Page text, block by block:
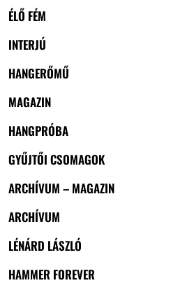
ÉLŐ FÉM
INTERJÚ
HANGERŐMŰ
MAGAZIN
HANGPRÓBA
GYŰJTŐI CSOMAGOK
ARCHÍVUM – MAGAZIN
ARCHÍVUM
LÉNÁRD LÁSZLÓ
HAMMER FOREVER